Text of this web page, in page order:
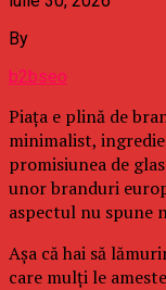
By
b2bseo
Piața e plină de
minimalist,
promisiunea de
unor branduri
aspectul nu spune
Așa că hai să
care mulți le